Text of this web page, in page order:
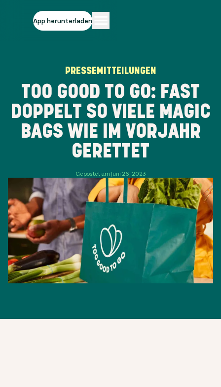
App herunterladen
PRESSEMITTEILUNGEN
TOO GOOD TO GO: FAST
DOPPELT SO VIELE MAGIC
BAGS WIE IM VORJAHR
GERETTET
Gepostet am Juni 26, 2023